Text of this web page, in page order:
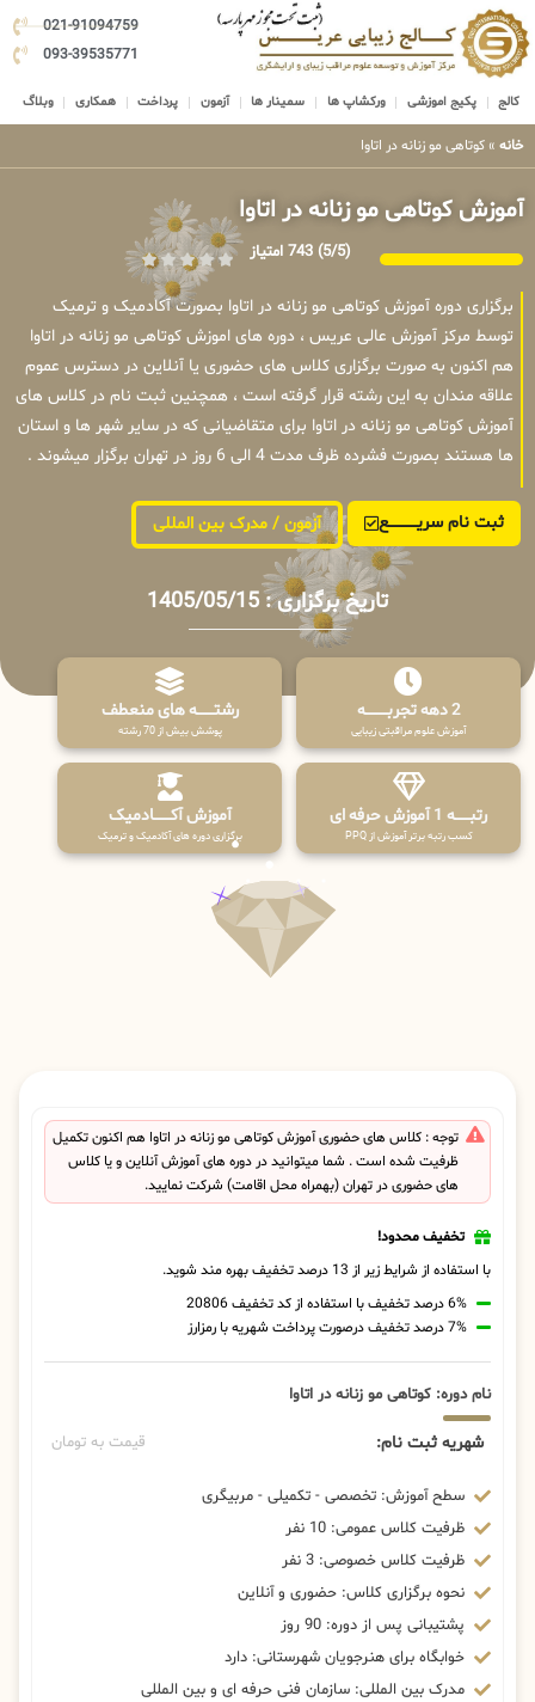
021-91094759
093-39535771
کالج پکیج اموزشی ورکشاپ ها سمینار ها آزمون پرداخت همکاری وبلاگ
خانه » کوتاهی مو زنانه در اتاوا
آموزش کوتاهی مو زنانه در اتاوا
(5/5) 743 امتیاز
برگزاری دوره آموزش کوتاهی مو زنانه در اتاوا بصورت آکادمیک و ترمیک
توسط مرکز آموزش عالی عریس ، دوره های اموزش کوتاهی مو زنانه در اتاوا
هم اکنون به صورت برگزاری کلاس های حضوری یا آنلاین در دسترس عموم
علاقه مندان به این رشته قرار گرفته است ، همچنین ثبت نام در کلاس های
آموزش کوتاهی مو زنانه در اتاوا برای متقاضیانی که در سایر شهر ها و استان
ها هستند بصورت فشرده ظرف مدت 4 الی 6 روز در تهران برگزار میشوند .
ثبت نام سریــــــــــــع آزمون / مدرک بین المللی
تاریخ برگزاری : 1405/05/15
2 دهه تجربـــــــــه
آموزش علوم مراقبتی زیبایی
رشتـــــــه های منعطف
پوشش بیش از 70 رشته
رتبــــــه 1 آموزش حرفه ای
کسب رتبه برتر آموزش از PPQ
آموزش آکـــــــادمیک
برگزاری دوره های آکادمیک و ترمیک
توجه : کلاس های حضوری آموزش کوتاهی مو زنانه در اتاوا هم اکنون تکمیل
ظرفیت شده است . شما میتوانید در دوره های آموزش آنلاین و یا کلاس
های حضوری در تهران (بهمراه محل اقامت) شرکت نمایید.
تخفیف محدود!
با استفاده از شرایط زیر از 13 درصد تخفیف بهره مند شوید.
6% درصد تخفیف با استفاده از کد تخفیف 20806
7% درصد تخفیف درصورت پرداخت شهریه با رمزارز
نام دوره: کوتاهی مو زنانه در اتاوا
شهریه ثبت نام: قیمت به تومان
سطح آموزش: تخصصی - تکمیلی - مربیگری
ظرفیت کلاس عمومی: 10 نفر
ظرفیت کلاس خصوصی: 3 نفر
نحوه برگزاری کلاس: حضوری و آنلاین
پشتیبانی پس از دوره: 90 روز
خوابگاه برای هنرجویان شهرستانی: دارد
مدرک بین المللی: سازمان فنی حرفه ای و بین المللی